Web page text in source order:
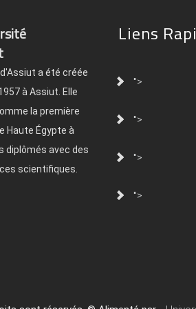
a été créée
à Assiut. Elle
la première
Haute Égypte à
diplômés avec des
scientifiques.
Liens
">
">
">
">